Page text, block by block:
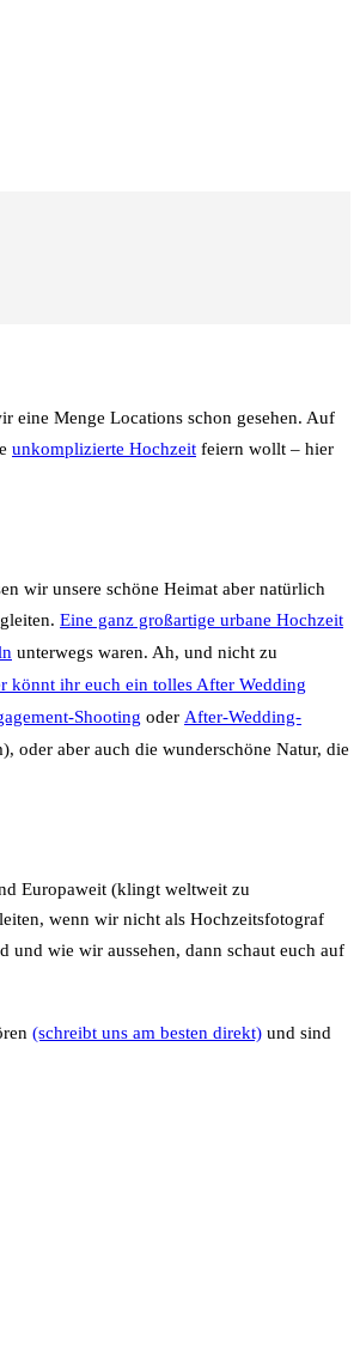
eine Menge Locations schon gesehen. Auf
unkomplizierte Hochzeit feiern wollt – hier
wir unsere schöne Heimat aber natürlich
Eine ganz großartige urbane Hochzeit
unterwegs waren. Ah, und nicht zu
könnt ihr euch ein tolles After Wedding
Shooting oder After-Wedding-
oder aber auch die wunderschöne Natur, die
Europaweit (klingt weltweit zu
wenn wir nicht als Hochzeitsfotograf
wie wir aussehen, dann schaut euch auf
(schreibt uns am besten direkt) und sind